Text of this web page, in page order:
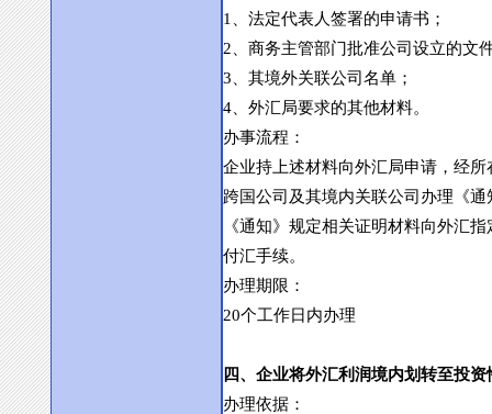
1
、法定代表人签署的申请书；
2 、商务主管部门批准公司设立的
3 、其境外关联公司名单；
4 、外汇局要求的其他材料。
办事流程：
企业持上述材料向外汇局申请，经
跨国公司及其境内关联公司办理《
《通知》规定相关证明材料向外汇
付汇手续。
办理期限：
20个工作日内办理
四、企业将外汇利润境内划转至投
办理依据：